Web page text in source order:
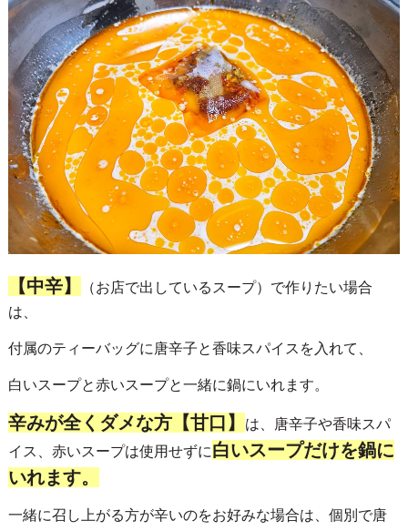
【中辛】
（お店で出しているスープ）で作りたい場合
は、
付属のティーバッグに唐辛子と香味スパイスを入れて、
白いスープと赤いスープと一緒に鍋にいれます。
辛みが全くダメな方【甘口】
は、唐辛子や香味スパ
イス、赤いスープは使用せずに白いスープだけを鍋に
いれます。
一緒に召し上がる方が辛いのをお好みな場合は、個別で唐